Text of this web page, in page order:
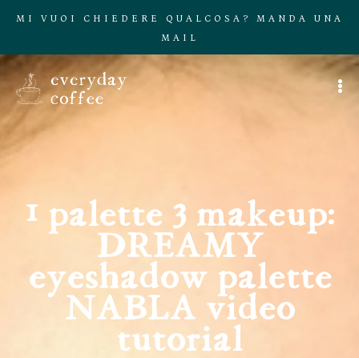
MI VUOI CHIEDERE QUALCOSA? MANDA UNA
MAIL
1 palette 3 makeup:
DREAMY
eyeshadow palette
NABLA video
tutorial